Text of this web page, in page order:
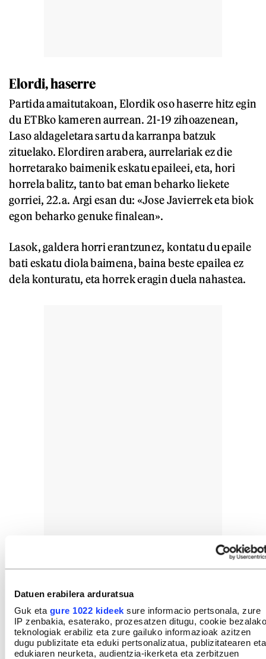
Datuen erabilera arduratsua
Guk eta gure 1022 kideek sure informacio pertsonala, zure
IP zenbakia, esaterako, prozesatzen ditugu, cookie bezalako
teknologiak erabiliz eta zure gailuko informazioak azitzen
dugu publizitate eta eduki pertsonalizatua, publizitatearen eta
edukiaren neurketa, audientzia-ikerketa eta zerbitzuen
Elordi, haserre
Partida amaitutakoan, Elordik oso haserre hitz egin
du ETBko kameren aurrean. 21-19 zihoazenean,
Laso aldageletara sartu da karranpa batzuk
zituelako. Elordiren arabera, aurrelariak ez die
horretarako baimenik eskatu epaileei, eta, hori
horrela balitz, tanto bat eman beharko liekete
gorriei, 22.a. Argi esan du: «Jose Javierrek eta biok
egon beharko genuke finalean».
Lasok, galdera horri erantzunez, kontatu du epaile
bati eskatu diola baimena, baina beste epailea ez
dela konturatu, eta horrek eragin duela nahastea.